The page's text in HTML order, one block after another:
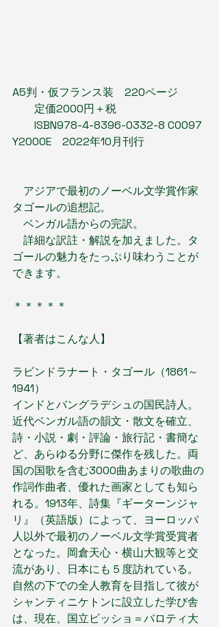
A5判・仮フランス装　220ページ
定価2000円＋税
ISBN978-4-8396-0332-8 C0097
Y2000E　2022年10月刊行
アジアで最初のノーベル文学賞作家
タゴールの追想記。
ベンガル語からの完訳。
詳細な訳註・解説を加えました。タ
ゴールの魅力をたっぷり味わうことが
できます。
＊＊＊＊＊
【著者はこんな人】
ラビンドラナート・タゴール（1861～
1941）
インドとバングラデシュの国民詩人。
近代ベンガル語の韻文・散文を確立、
詩・小説・劇・評論・旅行記・書簡な
ど、あらゆる分野に傑作を残した。両
国の国歌を含む3000曲あまりの歌曲の
作詞作曲者、優れた画家としても知ら
れる。1913年、詩集『ギーターンジャ
リ』（英語版）によって、ヨーロッパ
人以外で最初のノーベル文学賞受賞者
となった。岡倉天心・横山大観等と交
流があり、日本にも５度訪れている。
自然の下での全人教育を目指して彼が
シャンティニケトンに設立した学び舎
は、現在、国立ビッショ＝バロティ大